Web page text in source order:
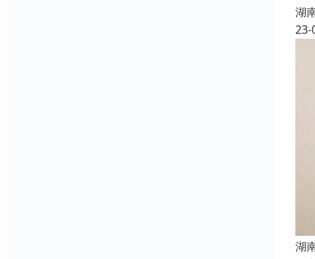
湖
23-
湖